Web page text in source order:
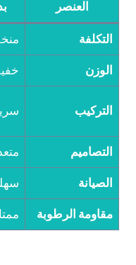
العنصر
التكلفة
الوزن
التركيب
التصاميم
الصيانة
مقاومة الرطوبة